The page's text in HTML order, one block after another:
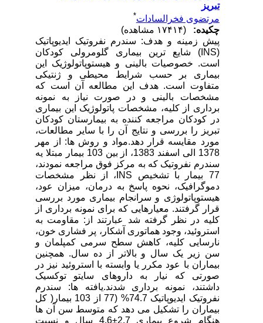
تبریز
مرتضوی فخرالسادات*
چکیده:
پیش زمینه و هدف: سندرم نفروتیک ایدیوپاتیک
(INS) شایع ترین بیماری گلومرولی کودکان
است. خصوصیات بالینی و هیستوپاتولوژیک این
بیماری بر حسب شرایط محیطی و ژنتیکی
متفاوت است. هدف این مطالعه آن است که
مشخصات بالینی و در صورت نیاز به نمونه
برداری از کلیه، مشخصات پاتولوژیک این بیماری
در کودکان مراجعه کننده به بیمارستان کودکان
تبریز را بررسی و نتایج آن را با سایر مطالعات،
مورد مقایسه قرار دهد.مواد و روش ها: از مهر
1378 الی اسفند 1383، از بین 103 بیمار مبتلا یه
سندرم نفروتیک که به مرکز فوق مراجعه نمودند،
77 بیمار با تشخیص INS، از نظر مشخصات
دموگرافیک، نحوه پاسخ به درمان، میزان عود،
هیستوپاتولوژی و سرانجام بیماری مورد بررسی
قرار گرفتند. معیارهایی که برای نمونه برداری از
کلیه در نظر گرفته شد عبارتند از: مقاومت به
استروئید، وجود هماتوری آشکار، پر فشاری خون،
نارسایی کلیه، کاهش سطح سرمی کمپلمان و
سن زیر یک سال و بالاتر از ده سال. همچنین
بیماران با عود مکرر یا وابسته با استروئید نیز در
صورتی که نیار به داروهای سایتو توکسیک
داشتند، نمونه برداری شدند.یافته ها: سندرم
نفروتیک ایدیوپاتیک 74.7% (77 از 103 بیمار( کل
بیماران را تشکیل می دهد که متوسط سن آن ها
هنگام شروع بیماری 2.7±4.6 سال و نسبت